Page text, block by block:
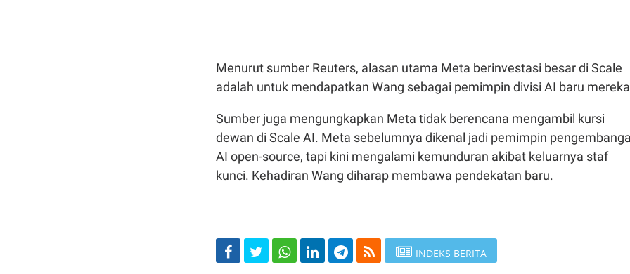
Menurut sumber Reuters, alasan utama Meta berinvestasi besar di Scale
adalah untuk mendapatkan Wang sebagai pemimpin divisi AI baru
Sumber juga mengungkapkan Meta tidak berencana mengambil kursi
dewan di Scale AI. Meta sebelumnya dikenal jadi pemimpin
AI open-source, tapi kini mengalami kemunduran akibat keluarnya staf
kunci. Kehadiran Wang diharap membawa pendekatan baru.
INDEKS BERITA